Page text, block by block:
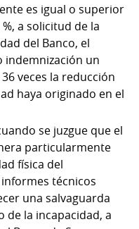
es igual o superior
a solicitud de la
del Banco, el
un
veces la reducción
haya originado en el
se juzgue que el
particularmente
física del
técnicos
una salvaguarda
de la incapacidad, a